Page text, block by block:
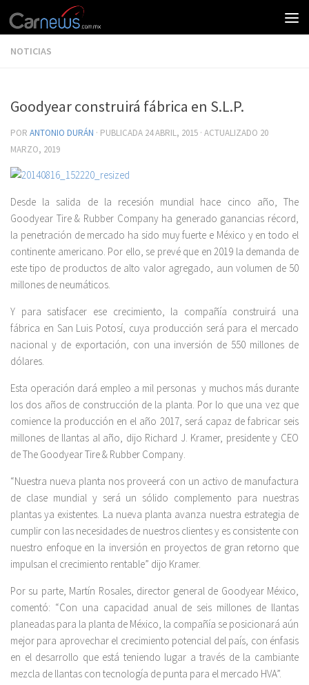
NOTICIAS
Goodyear construirá fábrica en S.L.P.
POR ANTONIO DURÁN · PUBLICADA 24 ABRIL, 2015 · ACTUALIZADO 20
MARZO, 2019
Desde la salida de la recesión mundial hace cinco año, The
Goodyear Tire & Rubber Company ha generado ganancias récord,
la penetración de mercado ha sido muy fuerte e México y en todo el
continente americano. Por ello, se prevé que en 2019 la demanda de
este tipo de productos de alto valor agregado, aun volumen de 50
millones de neumáticos.
Y para satisfacer ese crecimiento, la compañía construirá una
fábrica en San Luis Potosí, cuya producción será para el mercado
nacional y de exportación, con una inversión de 550 millones de
dólares.
Esta operación dará empleo a mil personas y muchos más durante
los dos años de construcción de la planta. Por lo que una vez que
comience la producción en el año 2017, será capaz de fabricar seis
millones de llantas al año, dijo Richard J. Kramer, presidente y CEO
de The Goodyear Tire & Rubber Company.
“Nuestra nueva planta nos proveerá con un activo de manufactura
de clase mundial y será un sólido complemento para nuestras
plantas ya existentes. La nueva planta avanza nuestra estrategia de
cumplir con las necesidades de nuestros clientes y es consistente con
nuestro enfoque en la inversión en proyectos de gran retorno que
impulsan el crecimiento rentable” dijo Kramer.
Por su parte, Martín Rosales, director general de Goodyear México,
comentó: “Con una capacidad anual de seis millones de llantas
planeadas para la planta de México, la compañía se posicionará aún
mejor para aprovechar el crecimiento potencial del país, con énfasis
en el desarrollo que está teniendo lugar a través de la cambiante
mezcla de llantas con tecnología de punta para el mercado HVA”.